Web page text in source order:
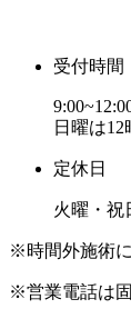
受付時間
日曜は
定休日
火曜・祝
※時間外施術
※営業電話は